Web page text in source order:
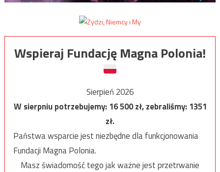
Wspieraj Fundację Magna Polonia!
Sierpień 2026
W sierpniu potrzebujemy:16 500zł, zebraliśmy:1351
zł.
Państwa wsparcie jest niezbędne dla funkcjonowania
Fundacji Magna Polonia.
Masz świadomość tego jak ważne jest przetrwanie